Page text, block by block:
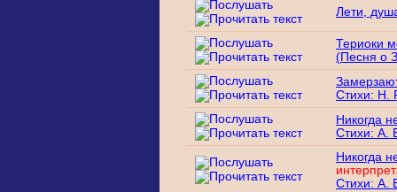
Лети,
Териоки
(Песня о
Стихи: Н.
Никогда
Стихи: А.
Никогда
Стихи: А.